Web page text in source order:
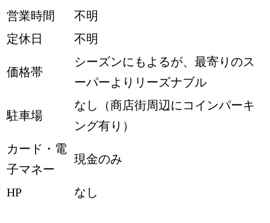
営業時間
不明
定休日
不明
価格帯
シーズンにもよるが、最寄りのス
ーパーよりリーズナブル
駐車場
なし（商店街周辺にコインパーキ
ング有り）
カード・電
子マネー
現金のみ
HP なし